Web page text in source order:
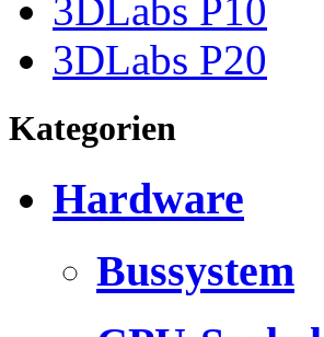
3DLabs P10
3DLabs P20
Kategorien
Hardware
Bussystem